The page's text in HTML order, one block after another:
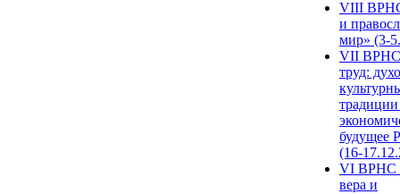
VIII
и
мир» (3-
VII ВРНС
труд:
будущее
(16-
VI ВРНС
вера и